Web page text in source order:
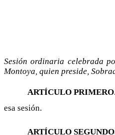
Sesión ordinaria celebrada
Montoya, quien preside,
ARTÍCULO PRIMERO
esa sesión.
ARTÍCULO